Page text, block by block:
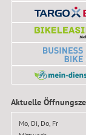
Aktuelle
Mo, Di, Do, Fr